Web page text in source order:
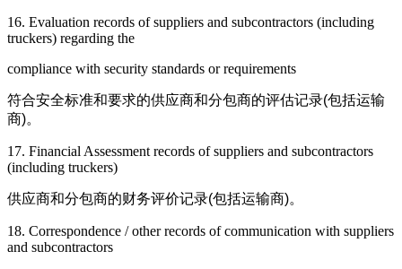
16. Evaluation records of suppliers and subcontractors (including
truckers) regarding the
compliance with security standards or requirements
符合安全标准和要求的供应商和分包商的评估记录(包括运输
商)。
17. Financial Assessment records of suppliers and subcontractors
(including truckers)
供应商和分包商的财务评价记录(包括运输商)。
18. Correspondence / other records of communication with suppliers
and subcontractors